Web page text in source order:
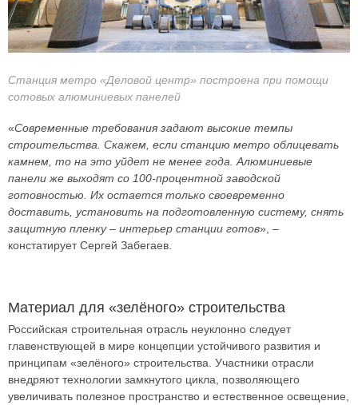
Станция метро «Деловой центр» построена при помощи
сотовых алюминиевых панелей
«Современные требования задают высокие темпы
строительства. Скажем, если станцию метро облицевать
камнем, то на это уйдет не менее года. Алюминиевые
панели же выходят со 100-процентной заводской
готовностью. Их остается только своевременно
доставить, установить на подготовленную систему, снять
защитную пленку – интерьер станции готов», –
констатирует Сергей Забегаев.
Материал для «зелёного» строительства
Российская строительная отрасль неуклонно следует
главенствующей в мире концепции устойчивого развития и
принципам «зелёного» строительства. Участники отрасли
внедряют технологии замкнутого цикла, позволяющего
увеличивать полезное пространство и естественное освещение,